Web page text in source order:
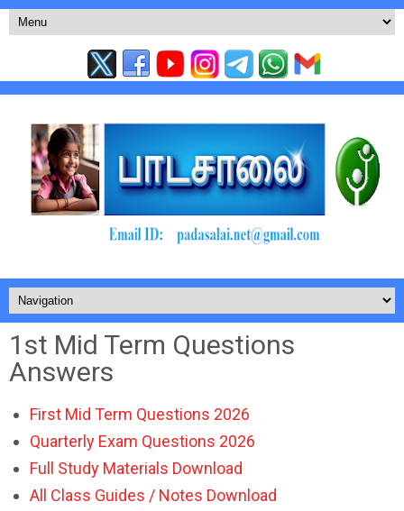
1st Mid Term Questions
Answers
First Mid Term Questions 2026
Quarterly Exam Questions 2026
Full Study Materials Download
All Class Guides / Notes Download